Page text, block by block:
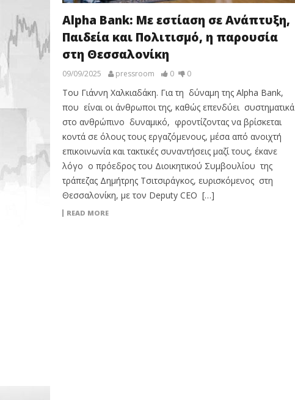
Alpha Bank: Με εστίαση σε Ανάπτυξη,
Παιδεία και Πολιτισμό, η παρουσία
στη Θεσσαλονίκη
09/09/2025 pressroom 0 0
Του Γιάννη Χαλκιαδάκη. Για τη δύναμη της Alpha Bank,
που είναι οι άνθρωποι της, καθώς επενδύει συστηματικά
στο ανθρώπινο δυναμικό, φροντίζοντας να βρίσκεται
κοντά σε όλους τους εργαζόμενους, μέσα από ανοιχτή
επικοινωνία και τακτικές συναντήσεις μαζί τους, έκανε
λόγο ο πρόεδρος του Διοικητικού Συμβουλίου της
τράπεζας Δημήτρης Τσιτσιράγκος, ευρισκόμενος στη
Θεσσαλονίκη, με τον Deputy CEO […]
READ MORE